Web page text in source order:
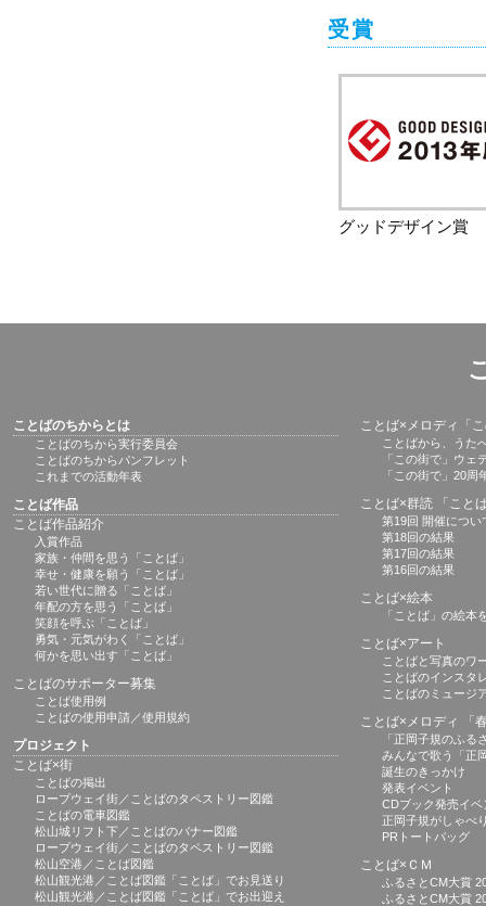
受賞
グッドデザイン賞
ことばのちからとは
ことばのちから実行委員会
ことばのちからパンフレット
これまでの活動年表
ことば作品
ことば作品紹介
入賞作品
家族・仲間を思う「ことば」
幸せ・健康を願う「ことば」
若い世代に贈る「ことば」
年配の方を思う「ことば」
笑顔を呼ぶ「ことば」
勇気・元気がわく「ことば」
何かを思い出す「ことば」
ことばのサポーター募集
ことば使用例
ことばの使用申請／使用規約
プロジェクト
ことば×街
ことばの掲出
ロープウェイ街／ことばのタペストリー図鑑
ことばの電車図鑑
松山城リフト下／ことばのバナー図鑑
ロープウェイ街／ことばのタペストリー図鑑
松山空港／ことば図鑑
松山観光港／ことば図鑑「ことば」でお見送り
松山観光港／ことば図鑑「ことば」でお出迎え
ことば×メロディ「
ことばから、うた
「この街で」ウェ
「この街で」20周
ことば×群読 「こと
第19回 開催につい
第18回の結果
第17回の結果
第16回の結果
ことば×絵本
「ことば」の絵本
ことば×アート
ことばと写真のワ
ことばのインスタ
ことばのミュージ
ことば×メロディ 「
「正岡子規のふる
みんなで歌う「正
誕生のきっかけ
発表イベント
CDブック発売イベ
正岡子規がしゃべ
PRトートバッグ
ことば×ＣＭ
ふるさとCM大賞
ふるさとCM大賞